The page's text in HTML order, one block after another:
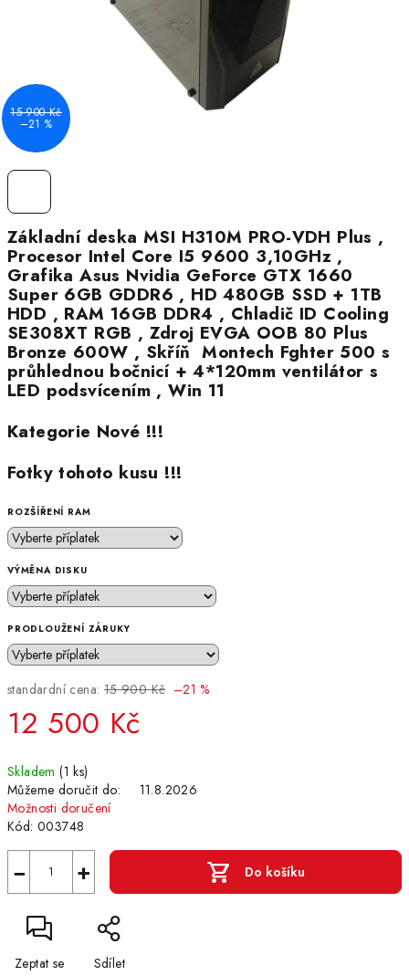
Základní deska MSI H310M PRO-VDH Plus ,
Procesor Intel Core I5 9600 3,10GHz ,
Grafika Asus Nvidia GeForce GTX 1660
Super 6GB GDDR6 , HD 480GB SSD + 1TB
HDD , RAM 16GB DDR4 , Chladič ID Cooling
SE308XT RGB , Zdroj EVGA OOB 80 Plus
Bronze 600W , Skříň Montech Fghter 500 s
průhlednou bočnicí + 4*120mm ventilátor s
LED podsvícením , Win 11
Kategorie Nové !!!
Fotky tohoto kusu !!!
ROZŠÍŘENÍ RAM
VÝMĚNA DISKU
PRODLOUŽENÍ ZÁRUKY
standardní cena: 15 900 Kč –21 %
12 500 Kč
cena:
Skladem(1 ks)
Můžeme doručit do:
11.8.2026
Možnosti doručení
Kód: 003748
+
− Do košíku
Zeptat se Sdílet
15 900 Kč
–21 %